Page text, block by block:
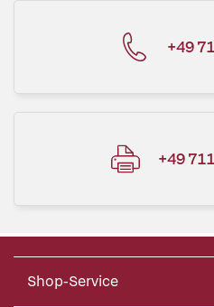
+49
+49
Shop-Service